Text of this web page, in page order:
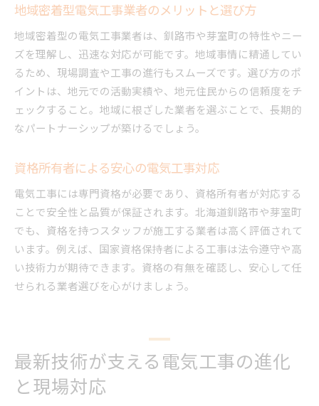
地域密着型電気工事業者のメリットと選び方
地域密着型の電気工事業者は、釧路市や芽室町の特性やニー
ズを理解し、迅速な対応が可能です。地域事情に精通してい
るため、現場調査や工事の進行もスムーズです。選び方のポ
イントは、地元での活動実績や、地元住民からの信頼度をチ
ェックすること。地域に根ざした業者を選ぶことで、長期的
なパートナーシップが築けるでしょう。
資格所有者による安心の電気工事対応
電気工事には専門資格が必要であり、資格所有者が対応する
ことで安全性と品質が保証されます。北海道釧路市や芽室町
でも、資格を持つスタッフが施工する業者は高く評価されて
います。例えば、国家資格保持者による工事は法令遵守や高
い技術力が期待できます。資格の有無を確認し、安心して任
せられる業者選びを心がけましょう。
最新技術が支える電気工事の進化
と現場対応